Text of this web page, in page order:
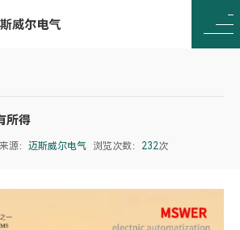
所得
来源： 迈斯威尔电气 浏览次数： 232次